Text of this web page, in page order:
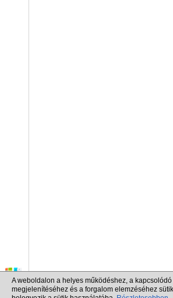
A weboldalon a helyes működéshez, a
megjelenítéséhez és a forgalom elemzéséhez